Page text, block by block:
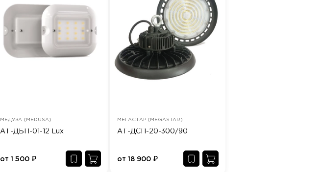
МЕДУЗА (MEDUSA)
АТ-ДБП-01-12 Lux
от 1 500 ₽
МЕГАСТАР (MEGASTAR)
АТ-ДСП-20-300/90
от18 900 ₽